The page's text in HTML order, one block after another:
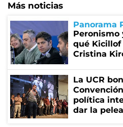
Más noticias
Panorama
Peronismo
qué Kicillof
Cristina
La UCR
política
dar la